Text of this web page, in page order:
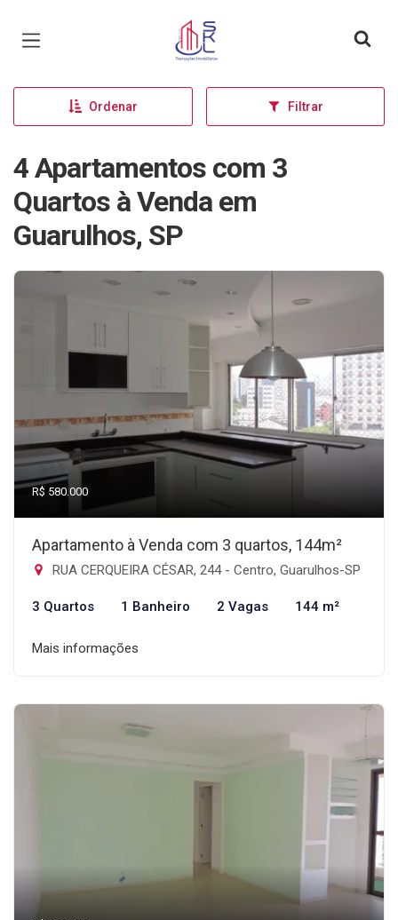
Página inicial
Ordenar Filtrar
4 Apartamentos com 3
Quartos à Venda em
Guarulhos, SP
R$ 580.000
Apartamento à Venda com 3 quartos, 144m²
RUA CERQUEIRA CÉSAR, 244 - Centro, Guarulhos-SP
3 Quartos 1 Banheiro 2 Vagas 144 m²
Mais informações